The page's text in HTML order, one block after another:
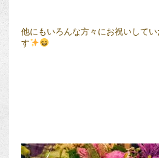
他にもいろんな方々にお祝いして
す